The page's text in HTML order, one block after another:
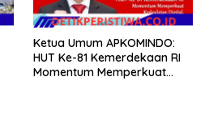
Ketua Umum APKOMINDO:
HUT Ke-81 Kemerdekaan RI
Momentum Memperkuat